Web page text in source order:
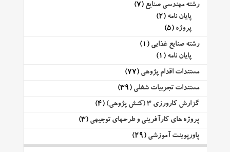
رشته مهندسی صنایع (7)
پایان نامه (2)
پروژه (5)
رشته صنایع غذایی (1)
پایان نامه (1)
مستندات اقدام پژوهی (77)
مستندات تجربیات شغلی (39)
گزارش کارورزی 3 (کنش پژوهی)
(4)
پروژه های کارآفرینی و طرحهای توجیهی (3)
پاورپوینت آموزشی (29)